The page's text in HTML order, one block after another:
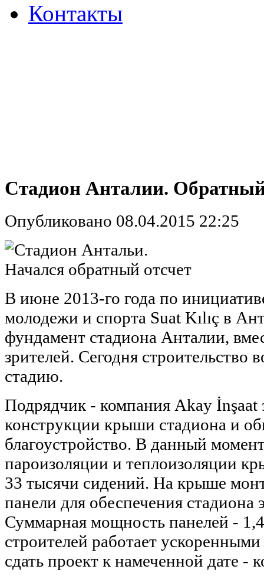
Контакты
Стадион Анталии. Обратный
Опубликовано 08.04.2015 22:25
В июне 2013-го года по
молодежи и спорта Suat Kılıç в
фундамент стадиона Анталии,
зрителей. Сегодня
стадию.
Подрядчик - компания Akay İnşaat
конструкции крыши стадиона и
благоустройство. В данный
пароизоляции и теплоизоляции
33 тысячи сидений. На крыше
панели для обеспечения стадиона
Суммарная мощность панелей -
строителей работает
сдать проект к намеченной дате -